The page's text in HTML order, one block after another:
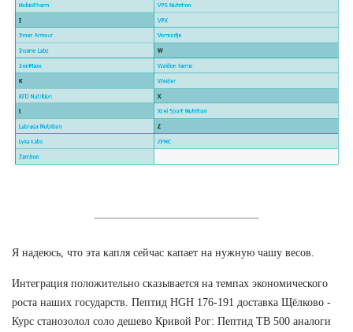
Я надеюсь, что эта капля сейчас капает на нужную чашу весов.
Интеграция положительно сказывается на темпах экономического
роста наших государств. Пептид HGH 176-191 доставка Щёлково -
Курс станозолол соло дешево Кривой Рог: Пептид TB 500 аналоги